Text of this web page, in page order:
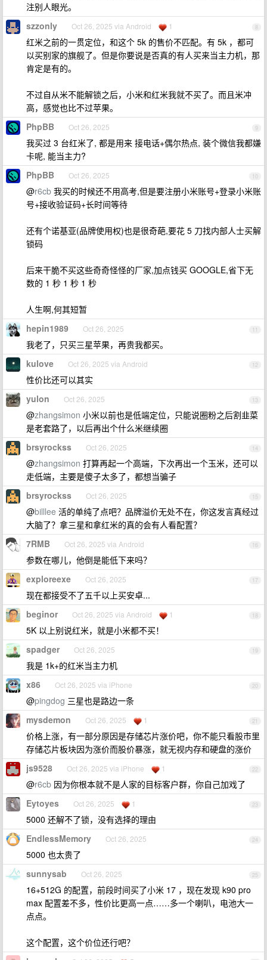
注别人眼光。
8
szzonly Oct 26, 2025 via Android 1
红米之前的一贯定位，和这个 5k 的售价不匹配。有 5k ，都可
以买别家的旗舰了。但是你要说是否真的有人买来当主力机，那
肯定是有的。
不过自从米不能解锁之后，小米和红米我就不买了。而且米冲
高，感觉也比不过苹果。
9
PhpBB Oct 26, 2025
我买过 3 台红米了, 都是用来 接电话+偶尔热点, 装个微信我都嫌
卡呢, 能当主力?
10
PhpBB Oct 26, 2025
@r6cb 我买的时候还不用高考,但是要注册小米账号+登录小米账
号+接收验证码+长时间等待
还有个诺基亚(品牌使用权)也是很奇葩,要花 5 刀找内部人士买解
锁码
后来干脆不买这些奇奇怪怪的厂家,加点钱买 GOOGLE,省下无
数的 1 秒 1 秒 1 秒
人生啊,何其短暂
11
hepin1989 Oct 26, 2025
我老了，只买三星苹果，再贵我都买。
12
kulove Oct 26, 2025 via Android
性价比还可以其实
13
yulon Oct 26, 2025
@zhangsimon 小米以前也是低端定位，只能说圈粉之后割韭菜
是老套路了，以后再出个什么米继续圈
14
brsyrockss Oct 26, 2025
@zhangsimon 打算再起一个高端，下次再出一个玉米，还可以
走低端，主要是傻子太多了，都想当骗子
15
brsyrockss Oct 26, 2025
@billlee 活的单纯了点吧？品牌溢价无处不在，你这发言真经过
大脑了？拿三星和拿红米的真的会有人看配置？
16
7RMB Oct 26, 2025 via Android
参数在哪儿，他倒是能低下来吗？
17
exploreexe Oct 26, 2025
现在都接受不了五千以上买安卓...
18
beginor Oct 26, 2025 via Android 1
5K 以上别说红米，就是小米都不买！
19
spadger Oct 26, 2025
我是 1k+的红米当主力机
20
x86 Oct 26, 2025 via iPhone
@pingdog 三星也是路边一条
21
mysdemon Oct 26, 2025 1
价格上涨，有一部分原因是存储芯片涨价吧，你不能只看股市里
存储芯片板块因为涨价而股价暴涨，就无视内存和硬盘的涨价
22
js9528 Oct 26, 2025 via iPhone 1
@r6cb 因为你根本就不是人家的目标客户群，你自己加戏了
23
Eytoyes Oct 26, 2025 1
5000 还解不了锁，没有选择的理由
24
EndlessMemory Oct 26, 2025
5000 也太贵了
25
sunnysab Oct 26, 2025
16+512G 的配置，前段时间买了小米 17 ，现在发现 k90 pro
max 配置差不多，性价比更高一点……多一个喇叭，电池大一
点点。
这个配置，这个价位还行吧？